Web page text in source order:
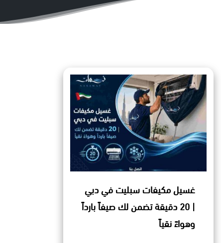
غسيل مكيفات سبليت في دبي
| 20 دقيقة تضمن لك صيفاً بارداً
وهواءً نقياً